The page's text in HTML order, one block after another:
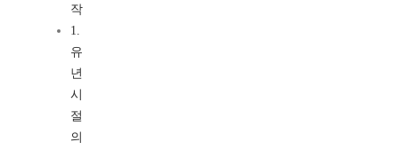
작
1.
유
년
시
절
의